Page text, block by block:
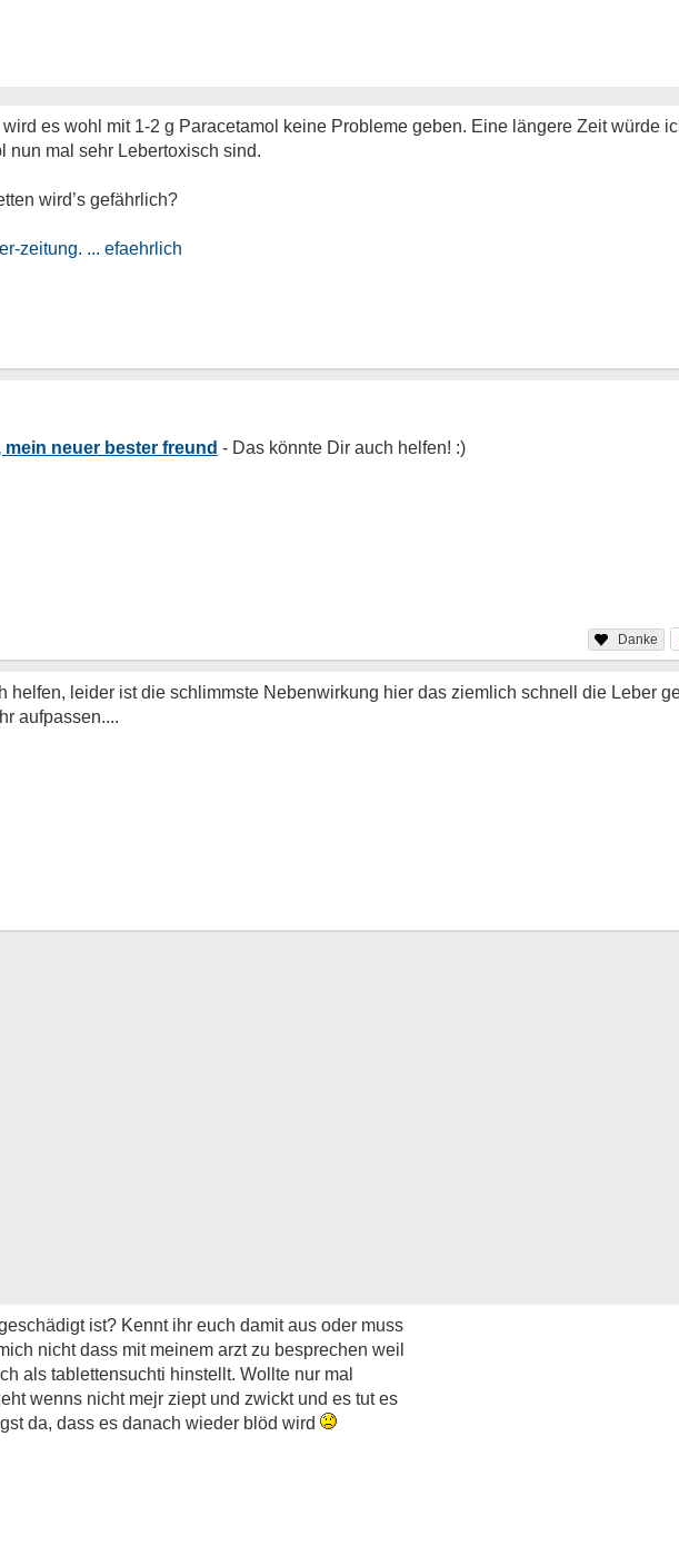
es wohl mit 1-2 g Paracetamol keine Probleme geben. Eine längere Zeit würde
nun mal sehr Lebertoxisch sind.
wird’s gefährlich?
zeitung. ... efaehrlich
mein neuer bester freund
helfen, leider ist die schlimmste Nebenwirkung hier das ziemlich schnell die Leber
aufpassen....
ist? Kennt ihr euch damit aus oder muss
nicht dass mit meinem arzt zu besprechen weil
als tablettensuchti hinstellt. Wollte nur mal
wenns nicht mejr ziept und zwickt und es tut es
da, dass es danach wieder blöd wird